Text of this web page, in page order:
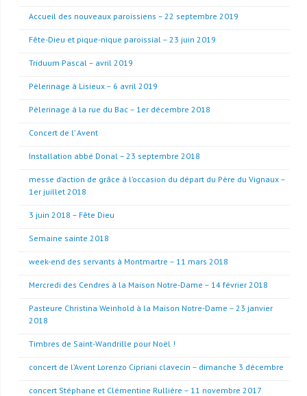
Accueil des nouveaux paroissiens – 22 septembre 2019
Fête-Dieu et pique-nique paroissial – 23 juin 2019
Triduum Pascal – avril 2019
Pèlerinage à Lisieux – 6 avril 2019
Pèlerinage à la rue du Bac – 1er décembre 2018
Concert de l’ Avent
Installation abbé Donal – 23 septembre 2018
messe d’action de grâce à l’occasion du départ du Père du Vignaux –
1er juillet 2018
3 juin 2018 – Fête Dieu
Semaine sainte 2018
week-end des servants à Montmartre – 11 mars 2018
Mercredi des Cendres à la Maison Notre-Dame – 14 février 2018
Pasteure Christina Weinhold à la Maison Notre-Dame – 23 janvier
2018
Timbres de Saint-Wandrille pour Noël !
concert de l’Avent Lorenzo Cipriani clavecin – dimanche 3 décembre
concert Stéphane et Clémentine Rullière – 11 novembre 2017